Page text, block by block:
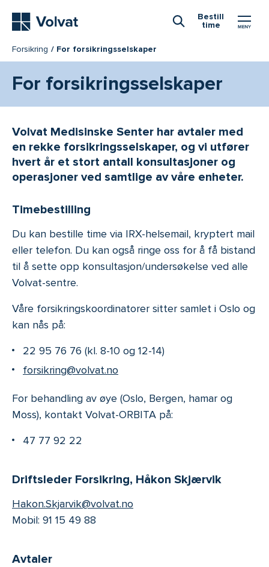
Bestill
time
Forsikring For forsikringsselskaper
For forsikringsselskaper
Volvat Medisinske Senter har avtaler med
en rekke forsikringsselskaper, og vi utfører
hvert år et stort antall konsultasjoner og
operasjoner ved samtlige av våre enheter.
Timebestilling
Du kan bestille time via IRX-helsemail, kryptert mail
eller telefon. Du kan også ringe oss for å få bistand
til å sette opp konsultasjon/undersøkelse ved alle
Volvat-sentre.
Våre forsikringskoordinatorer sitter samlet i Oslo og
kan nås på:
22 95 76 76 (kl. 8-10 og 12-14)
forsikring@volvat.no
For behandling av øye (Oslo, Bergen, hamar og
Moss), kontakt Volvat-ORBITA på:
47 77 92 22
Driftsleder Forsikring, Håkon Skjærvik
Hakon.Skjarvik@volvat.no
Mobil: 91 15 49 88
Avtaler